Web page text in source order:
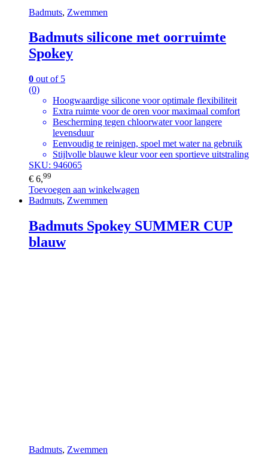
Badmuts, Zwemmen
Badmuts silicone met oorruimte
Spokey
0 out of 5
(0)
Hoogwaardige silicone voor optimale flexibiliteit
Extra ruimte voor de oren voor maximaal comfort
Bescherming tegen chloorwater voor langere
levensduur
Eenvoudig te reinigen, spoel met water na gebruik
Stijlvolle blauwe kleur voor een sportieve uitstraling
SKU: 946065
€ 6,99
Toevoegen aan winkelwagen
Badmuts, Zwemmen
Badmuts Spokey SUMMER CUP
blauw
Badmuts, Zwemmen